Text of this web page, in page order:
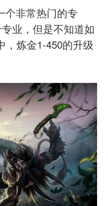
个非常热门的专
业，但是不知道如
，炼金1-450的升级